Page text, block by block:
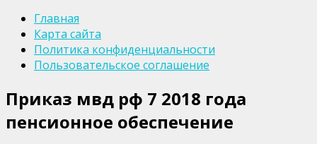
Главная
Карта сайта
Политика конфиденциальности
Пользовательское соглашение
Приказ мвд рф 7 2018 года
пенсионное обеспечение